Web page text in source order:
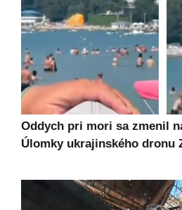
Oddych pri mori sa zmenil
Úlomky ukrajinského dronu